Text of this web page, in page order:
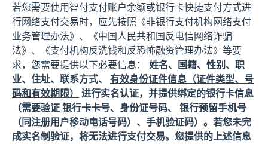
若您需要使用智付支付账户余额或银行卡快捷支付方式进
行网络支付交易时，应先按照《非银行支付机构网络支付
业务管理办法》、《中国人民共和国反电信网络诈骗
法》、《支付机构反洗钱和反恐怖融资管理办法》等要
求，您需要提供以下必要信息： 姓名、国籍、性别、职
业、住址、联系方式、 有效身份证件信息（证件类型、号
码和有效期限）
进行实名认证，并提供绑定的银行卡信息
（需要验证 银行卡卡号、身份证号码、
银行预留手机号
（同注册用户移动电话号码）、手机验证码）。若您未完
成实名制验证，将无法进行支付交易。您提供的上述信息